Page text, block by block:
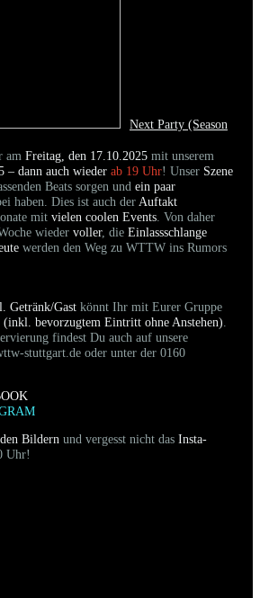
Next Party (Season
am Freitag, den 17.10.2025 mit unserem
– dann auch wieder ab 19 Uhr! Unser Szene
Beats sorgen und ein paar
haben. Dies ist auch der Auftakt
mit vielen coolen Events . Von daher
wieder voller, die Einlassschlange
werden den Weg zu WTTW ins Rumors
Getränk/Gast könnt Ihr mit Eurer Gruppe
(inkl. bevorzugtem Eintritt ohne Anstehen)
findest Du auch auf unsere
stuttgart.de oder unter der 0160
K
Bildern und vergesst nicht das Insta-
Uhr!